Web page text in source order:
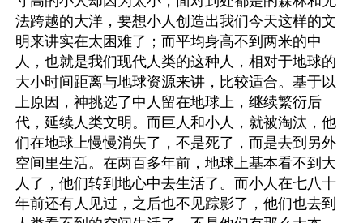
法跨越的大洋，要想小人创造出我们今天这样的文
明来讲实在太困难了；而平均身高不到两米的中
人，也就是我们现代人类的这种人，相对于地球的
大小时间距离与地球资源来讲，比较适合。基于以
上原因，神挑选了中人留在地球上，继续繁衍后
代，延续人类文明。而巨人和小人，就被淘汰，他
们在地球上慢慢消失了，不是死了，而是去到另外
空间里生活。在两百多年前，地球上基本看不到大
人了，他们转到地心中去生活了。而小人在七八十
年前还有人见过，之后也不见踪影了，他们也去到